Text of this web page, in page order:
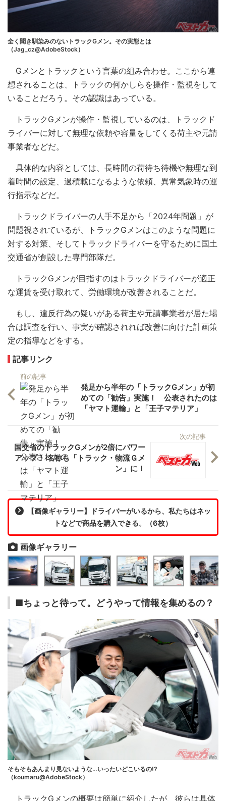
全く聞き馴染みのないトラックGメン。その実態とは
（Jag_cz@AdobeStock）
Gメンとトラックという言葉の組み合わせ。ここから連
想されることは、トラックの何かしらを操作・監視をして
いることだろう。その認識はあっている。
トラックGメンが操作・監視しているのは、トラックド
ライバーに対して無理な依頼や容量をしてくる荷主や元請
事業者などだ。
具体的な内容としては、長時間の荷待ち待機や無理な到
着時間の設定、過積載になるような依頼、異常気象時の運
行指示などだ。
トラックドライバーの人手不足から「2024年問題」が
問題視されているが、トラックGメンはこのような問題に
対する対策、そしてトラックドライバーを守るために国土
交通省が創設した専門部隊だ。
トラックGメンが目指すのはトラックドライバーが適正
な運賃を受け取れて、労働環境が改善されることだ。
もし、違反行為の疑いがある荷主や元請事業者が居た場
合は調査を行い、事実が確認されれば改善に向けた計画策
定の指導などをする。
記事リンク
前の記事
発足から半年の「トラックGメン」が初
めての「勧告」実施！ 公表されたのは
「ヤマト運輸」と「王子マテリア」
次の記事
国交省のトラックGメンが2倍にパワー
アップ！ 名称も「トラック・物流Ｇメ
ン」に！
【画像ギャラリー】ドライバーがいるから、私たちはネッ
トなどで商品を購入できる。（6枚）
画像ギャラリー
■ちょっと待って。どうやって情報を集めるの？
そもそもあんまり見ないような…いったいどこいるの!?
（koumaru@AdobeStock）
トラックGメンの概要は簡単に紹介したが、彼らは具体